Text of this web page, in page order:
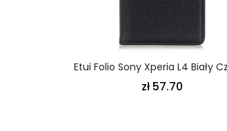
zł 57.70